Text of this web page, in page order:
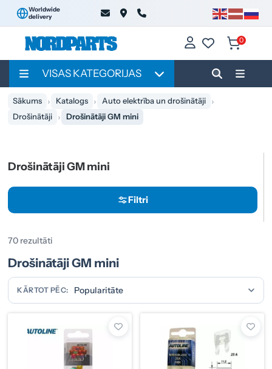
Worldwide
delivery
0
VISAS KATEGORIJAS
Sākums Katalogs
Auto elektrība un drošinātāji
Drošinātāji
Drošinātāji GM mini
Drošinātāji GM mini
Filtri
70 rezultāti
Drošinātāji GM mini
KĀRTOT PĒC: